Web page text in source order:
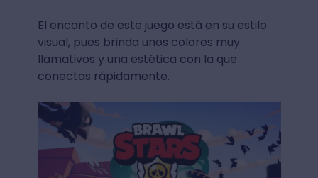
El encanto de este juego está en su estilo
visual, pues brinda unos colores muy
llamativos y una estética con la que
conectas rápidamente.